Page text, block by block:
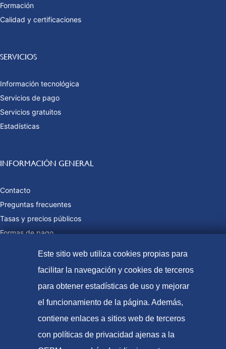
Formación
Calidad y certificaciones
SERVICIOS
Información tecnológica
Servicios de pago
Servicios gratuitos
Estadísticas
INFORMACIÓN GENERAL
Contacto
Preguntas frecuentes
Tasas y precios públicos
Formas de pago
© Oficina Española de Patentes y Marcas, 2023
Accesibilidad
Política de Cookies
Este sitio web utiliza cookies propias para
facilitar la navegación y cookies de terceros
para obtener estadísticas de uso y mejorar
el funcionamiento de la página. Además,
contiene enlaces a sitios web de terceros
con políticas de privacidad ajenas a la